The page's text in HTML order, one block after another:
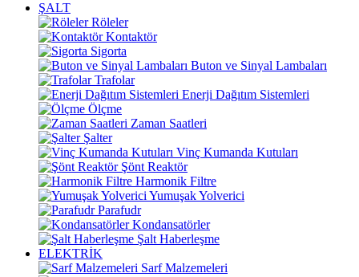
ŞALT
Röleler
Kontaktör
Sigorta
Buton ve Sinyal Lambaları
Trafolar
Enerji Dağıtım Sistemleri
Ölçme
Zaman Saatleri
Şalter
Vinç Kumanda Kutuları
Şönt Reaktör
Harmonik Filtre
Yumuşak Yolverici
Parafudr
Kondansatörler
Şalt Haberleşme
ELEKTRİK
Sarf Malzemeleri